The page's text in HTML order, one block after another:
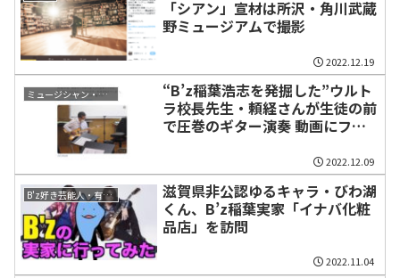
「シアン」宣材は所沢・角川武蔵
野ミュージアムで撮影
2022.12.19
ミュージシャン・関係者
“B’z稲葉浩志を発掘した”ウルト
ラ校長先生・頼経さんが生徒の前
で圧巻のギター演奏 動画にファ
2022.12.09
B'z好き芸能人・有名人・ミュージシャン
滋賀県非公認ゆるキャラ・びわ湖
くん、B’z稲葉実家「イナバ化粧
品店」を訪問
2022.11.04